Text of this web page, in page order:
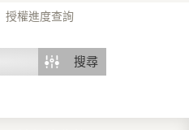
授權進度查詢
搜尋